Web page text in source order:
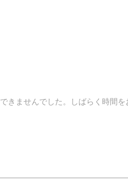
きませんでした。しばらく時間